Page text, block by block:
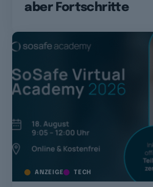
aber Fortschritte
ANZEIGE TECH